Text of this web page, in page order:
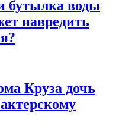
бутылка воды
навредить
Круза дочь